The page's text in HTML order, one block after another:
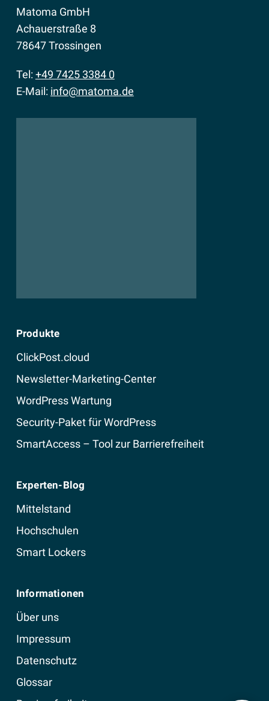
Matoma GmbH
Achauerstraße 8
78647 Trossingen
Tel:+49 7425 3384 0
E-Mail: info@matoma.de
Produkte
ClickPost.cloud
Newsletter-Marketing-Center
WordPress Wartung
Security-Paket für WordPress
SmartAccess – Tool zur Barrierefreiheit
Experten-Blog
Mittelstand
Hochschulen
Smart Lockers
Informationen
Über uns
Impressum
Datenschutz
Glossar